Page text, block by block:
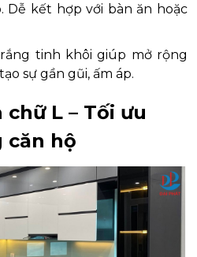
Dễ kết hợp với bàn ăn hoặc
tinh khôi giúp mở rộng
sự gần gũi, ấm áp.
L – Tối ưu
căn hộ